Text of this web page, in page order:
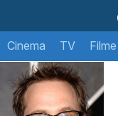
Cinema TV Filme